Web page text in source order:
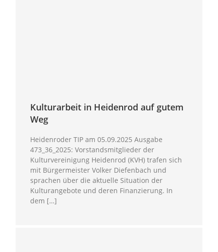
Kulturarbeit in Heidenrod auf gutem
Weg
Heidenroder TIP am 05.09.2025 Ausgabe
473_36_2025: Vorstandsmitglieder der
Kulturvereinigung Heidenrod (KVH) trafen sich
mit Bürgermeister Volker Diefenbach und
sprachen über die aktuelle Situation der
Kulturangebote und deren Finanzierung. In
dem […]